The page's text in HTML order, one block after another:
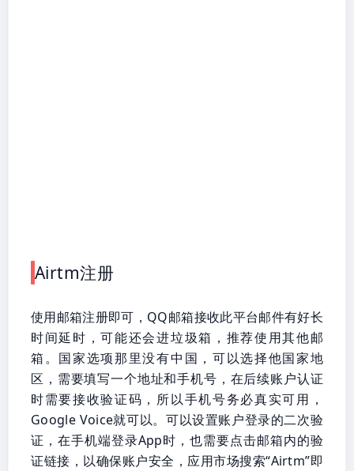
Airtm注册
使用邮箱注册即可，QQ邮箱接收此平台邮件有好长
时间延时，可能还会进垃圾箱，推荐使用其他邮
箱。国家选项那里没有中国，可以选择他国家地
区，需要填写一个地址和手机号，在后续账户认证
时需要接收验证码，所以手机号务必真实可用，
Google Voice就可以。可以设置账户登录的二次验
证，在手机端登录App时，也需要点击邮箱内的验
证链接，以确保账户安全，应用市场搜索“Airtm”即